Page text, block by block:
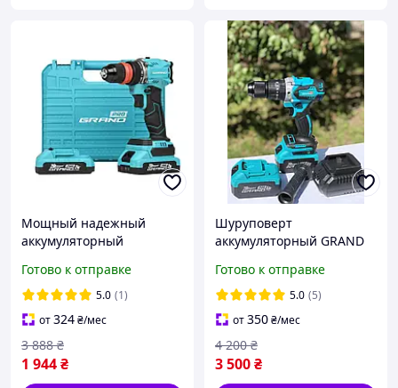
Мощный надежный
аккумуляторный
ДА-20/2 DFR BL Мощный
Дрель шуруповерт (
съёмный патрон )
Готово к отправке
5.0 (1)
от324₴/мес
1 944₴
3 888 ₴
Шуруповерт
аккумуляторный GRAND
(бесщеточный, ударный,
2 аккумулятора 4 Ач,
кейс)
Готово к отправке
5.0 (5)
от350₴/мес
3 500₴
4 200 ₴